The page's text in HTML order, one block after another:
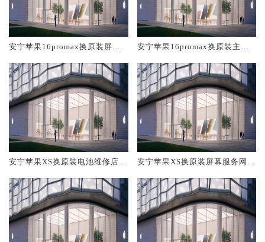
安宁苹果16promax换原装屏幕
安宁苹果16promax换原装主板
安宁苹果XS换原装电池维修店大
安宁苹果XS换原装屏幕服务网点